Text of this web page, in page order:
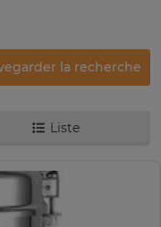
la recherche
Liste